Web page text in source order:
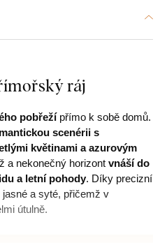
ráj
pobřežípřímo k sobě domů.
scenérii s
květinami a azurovým
a nekonečný horizont vnáší do
a letní pohody. Díky precizní
a syté, přičemž v
útulně.